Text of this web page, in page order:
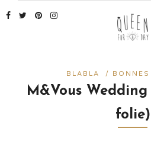
BLABLA / BONNES
M&Vous
folie)